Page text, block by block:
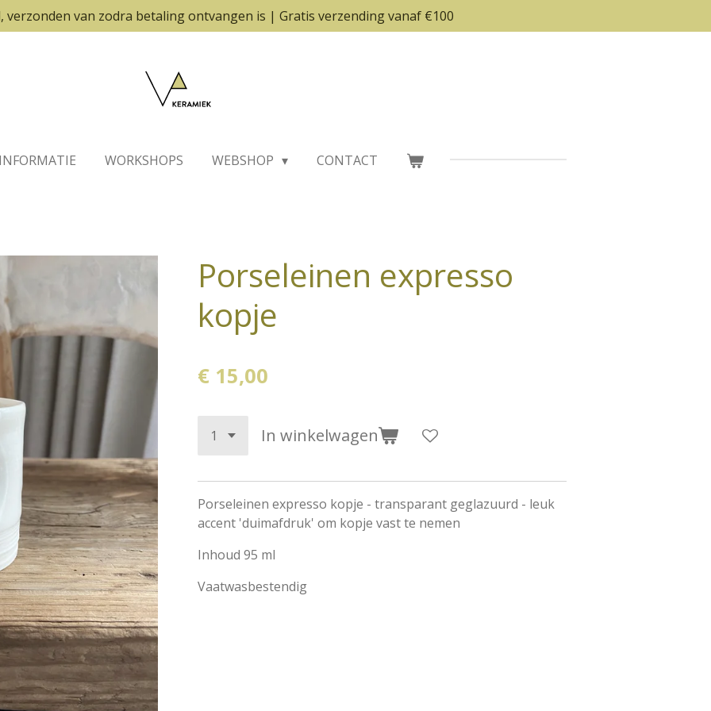
verzonden van zodra betaling ontvangen is | Gratis verzending vanaf €100
INFORMATIE WORKSHOPS WEBSHOP CONTACT
Porseleinen expresso
kopje
€ 15,00
In winkelwagen
Porseleinen expresso kopje - transparant geglazuurd - leuk
accent 'duimafdruk' om kopje vast te nemen
Inhoud 95 ml
Vaatwasbestendig